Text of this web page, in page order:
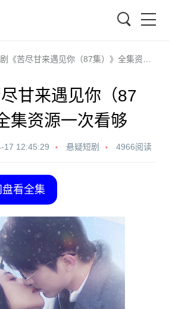
《苦尽甘来遇见你（87集）》全集资源一次看够
甘来遇见你（87
集资源一次看够
17 12:45:29 悬疑短剧 4966阅读
看全集